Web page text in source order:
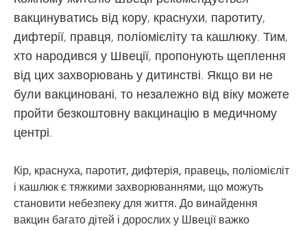
вакцинуватись від кору, краснухи, паротиту,
дифтерії, правця, поліомієліту та кашлюку. Тим,
хто народився у Швеції, пропонують щеплення
від цих захворювань у дитинстві. Якщо ви не
були вакциновані, то незалежно від віку можете
пройти безкоштовну вакцинацію в медичному
центрі.
Кір, краснуха, паротит, дифтерія, правець, поліомієліт
і кашлюк є тяжкими захворюваннями, що можуть
становити небезпеку для життя. До винайдення
вакцин багато дітей і дорослих у Швеції важко